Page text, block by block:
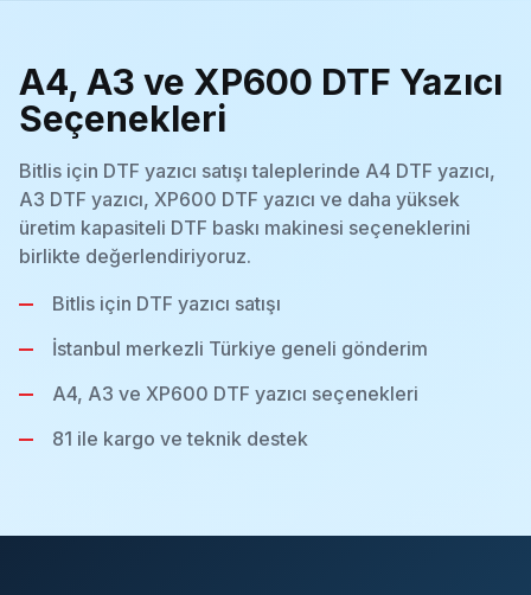
A4, A3 ve XP600 DTF Yazıcı
Seçenekleri
Bitlis için DTF yazıcı satışı taleplerinde A4 DTF yazıcı,
A3 DTF yazıcı, XP600 DTF yazıcı ve daha yüksek
üretim kapasiteli DTF baskı makinesi seçeneklerini
birlikte değerlendiriyoruz.
Bitlis için DTF yazıcı satışı
İstanbul merkezli Türkiye geneli gönderim
A4, A3 ve XP600 DTF yazıcı seçenekleri
81 ile kargo ve teknik destek